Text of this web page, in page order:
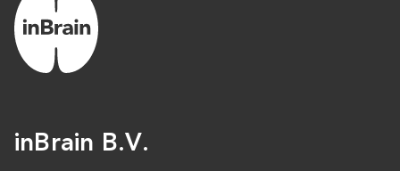
inBrain B.V.